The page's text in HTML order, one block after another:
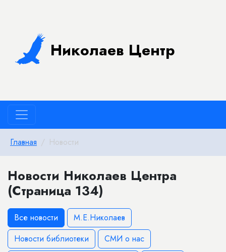
Николаев Центр
Главная Новости
Новости Николаев Центра
(Страница 134)
Все новости
М.Е.Николаев
Новости библиотеки
СМИ о нас